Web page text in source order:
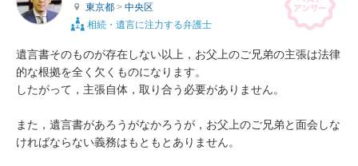
東京都 > 中央区
相続・遺言に注力する弁護士
遺言書そのものが存在しない以上，お父上のご兄弟の主張は法律
的な根拠を全く欠くものになります。
したがって，主張自体，取り合う必要がありません。
また，遺言書があろうがなかろうが，お父上のご兄弟と面会しな
ければならない義務はもともとありません。